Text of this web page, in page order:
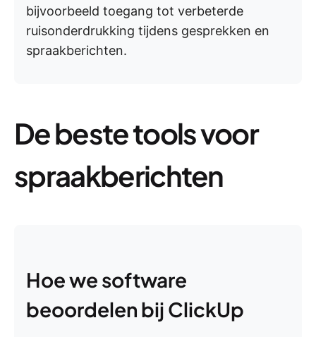
bijvoorbeeld toegang tot verbeterde
ruisonderdrukking tijdens gesprekken en
spraakberichten.
De beste tools voor
spraakberichten
Hoe we software
beoordelen bij ClickUp